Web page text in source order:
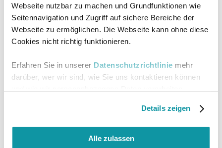
Webseite nutzbar zu machen und Grundfunktionen wie
Seitennavigation und Zugriff auf sichere Bereiche der
Webseite zu ermöglichen. Die Webseite kann ohne diese
Cookies nicht richtig funktionieren.
Erfahren Sie in unserer Datenschutzrichtlinie mehr
darüber, wer wir sind, wie Sie uns kontaktieren können
Details zeigen
Alle zulassen